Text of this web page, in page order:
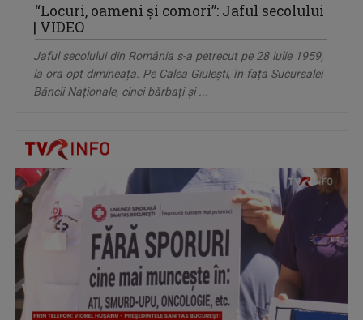
“Locuri, oameni și comori”: Jaful secolului
| VIDEO
Jaful secolului din România s-a petrecut pe 28 iulie 1959,
la ora opt dimineața. Pe Calea Giulești, în fața Sucursalei
Băncii Naționale, cinci bărbați și ...